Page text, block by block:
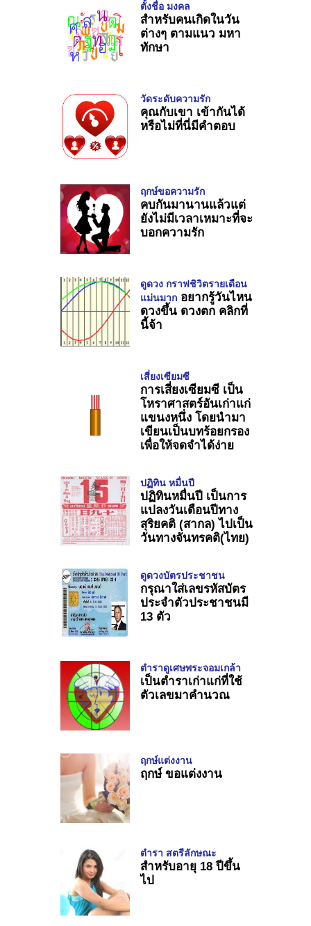
ตั้งชื่อ มงคล
สำหรับคนเกิดในวัน
ต่างๆ ตามแนว มหา
ทักษา
วัดระดับความรัก
คุณกับเขา เข้ากันได้
หรือไม่ที่นี่มีคำตอบ
ฤกษ์ขอความรัก
คบกันมานานแล้วแต่
ยังไม่มีเวลาเหมาะที่จะ
บอกความรัก
ดูดวง กราฟชิวิตรายเดือน
แม่นมาก อยากรู้วันไหน
ดวงขึ้น ดวงตก คลิกที่
นี้จ้า
เสี่ยงเซียมซี
การเสี่ยงเซียมซี เป็น
โหราศาสตร์อันเก่าแก่
แขนงหนึ่ง โดยนำมา
เขียนเป็นบทร้อยกรอง
เพื่อให้จดจำได้ง่าย
ปฏิทิน หมื่นปี
ปฏิทินหมื่นปี เป็นการ
แปลงวันเดือนปีทาง
สุริยคติ (สากล) ไปเป็น
วันทางจันทรคติ(ไทย)
ดูดวงบัตรประชาชน
กรุณาใส่เลขรหัสบัตร
ประจำตัวประชาชนมี
13 ตัว
ตำราดูเศษพระจอมเกล้า
เป็นตำราเก่าแก่ที่ใช้
ตัวเลขมาคำนวณ
ฤกษ์แต่งงาน
ฤกษ์ ขอแต่งงาน
ตำรา สตรีลักษณะ
สำหรับอายุ 18 ปีขึ้น
ไป